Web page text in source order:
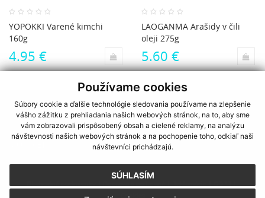
Používame cookies
Súbory cookie a ďalšie technológie sledovania používame na zlepšenie
vášho zážitku z prehliadania našich webových stránok, na to, aby sme
vám zobrazovali prispôsobený obsah a cielené reklamy, na analýzu
návštevnosti našich webových stránok a na pochopenie toho, odkiaľ naši
návštevníci prichádzajú.
SÚHLASÍM
YOPOKKI Varené kimchi
160g
4.95 €
LAOGANMA Arašidy v čili
oleji 275g
5.60 €
KATEGÓRIE
Cookies